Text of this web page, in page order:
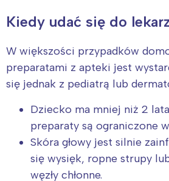
Kiedy udać się do
W większości przypadków
preparatami z apteki jest
się jednak z pediatrą lub
Dziecko ma mniej niż 2
preparaty są ograniczone
Skóra głowy jest silnie
się wysięk, ropne strupy
węzły chłonne.